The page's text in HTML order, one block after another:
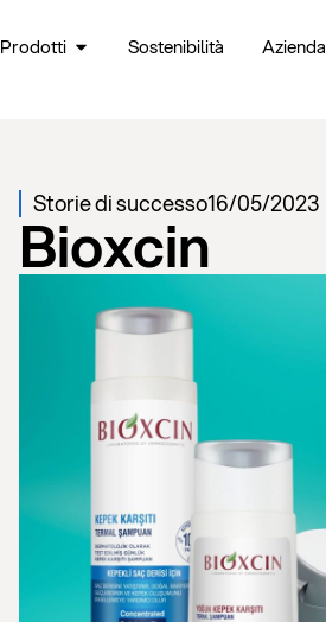
Prodotti Sostenibilità Azienda
Storie di successo16/05/2023
Bioxcin